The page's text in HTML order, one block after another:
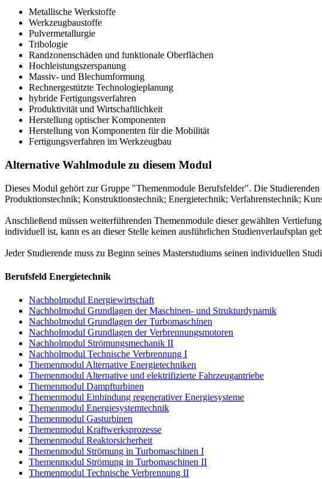
Metallische Werkstoffe
Werkzeugbaustoffe
Pulvermetallurgie
Tribologie
Randzonenschäden und funktionale Oberflächen
Hochleistungszerspanung
Massiv- und Blechumformung
Rechnergestützte Technologieplanung
hybride Fertigungsverfahren
Produktivität und Wirtschaftlichkeit
Herstellung optischer Komponenten
Herstellung von Komponenten für die Mobilität
Fertigungsverfahren im Werkzeugbau
Alternative Wahlmodule zu diesem Modul
Dieses Modul gehört zur Gruppe "Themenmodule Berufsfelder". Die
Produktionstechnik; Konstruktionstechnik; Energietechnik; Verfahrenstechnik;
Anschließend müssen weiterführenden Themenmodule dieser gewählten
individuell ist, kann es an dieser Stelle keinen ausführlichen Studienverlaufsplan
Jeder Studierende muss zu Beginn seines Masterstudiums seinen individuellen
Berufsfeld Energietechnik
Nachholmodul Energiewirtschaft
Nachholmodul Grundlagen der Maschinen- und Strukturdynamik
Nachholmodul Grundlagen der Turbomaschinen
Nachholmodul Grundlagen der Verbrennungsmotoren
Nachholmodul Strömungsmechanik II
Nachholmodul Technische Verbrennung I
Themenmodul Alternative Energietechniken
Themenmodul Alternative und elektrifizierte Fahrzeugantriebe
Themenmodul Dampfturbinen
Themenmodul Einbindung regenerativer Energiesysteme
Themenmodul Energiesystemtechnik
Themenmodul Gasturbinen
Themenmodul Kraftwerksprozesse
Themenmodul Reaktorsicherheit
Themenmodul Strömung in Turbomaschinen I
Themenmodul Strömung in Turbomaschinen II
Themenmodul Technische Verbrennung II